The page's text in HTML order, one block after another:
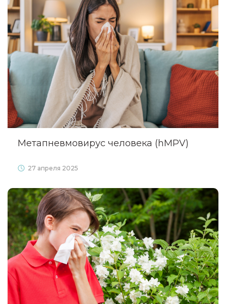
Метапневмовирус человека (hMPV)
27 апреля 2025